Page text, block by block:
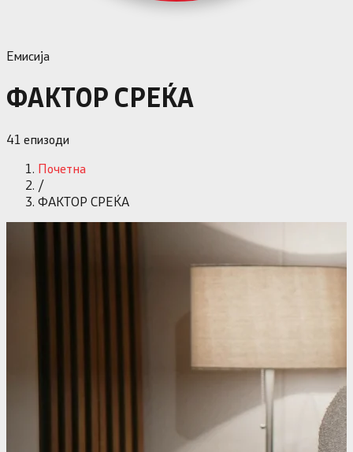
Емисија
ФАКТОР СРЕЌА
41 епизоди
Почетна
/
ФАКТОР СРЕЌА